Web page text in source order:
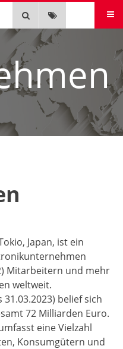
EN
Japan, ist ein
Mitarbeitern und mehr
weltweit.
belief sich
72 Milliarden Euro.
eine Vielzahl
Konsumgütern und